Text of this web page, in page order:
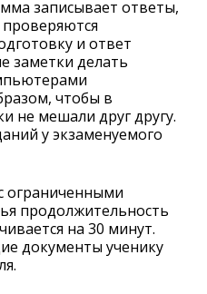
записывает ответы,
и ответ
заметки делать
чтобы в
не мешали друг другу.
у экзаменуемого
ограниченными
продолжительность
на 30 минут.
документы ученику